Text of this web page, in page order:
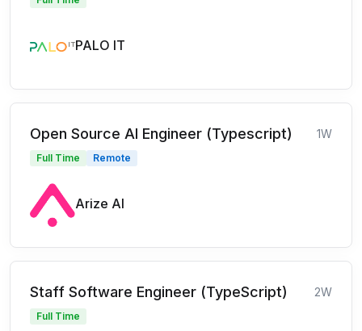
PALO IT
Open Source AI Engineer (Typescript) 1W
Full Time Remote
Arize AI
Staff Software Engineer (TypeScript) 2W
Full Time